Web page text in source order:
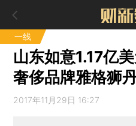
一线
山东如意1.17亿
奢侈品牌雅格狮
2017年11月29日 16:27